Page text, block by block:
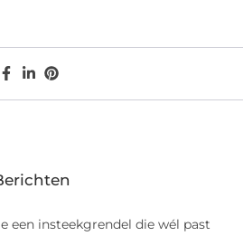
een insteekgrendel die wél past